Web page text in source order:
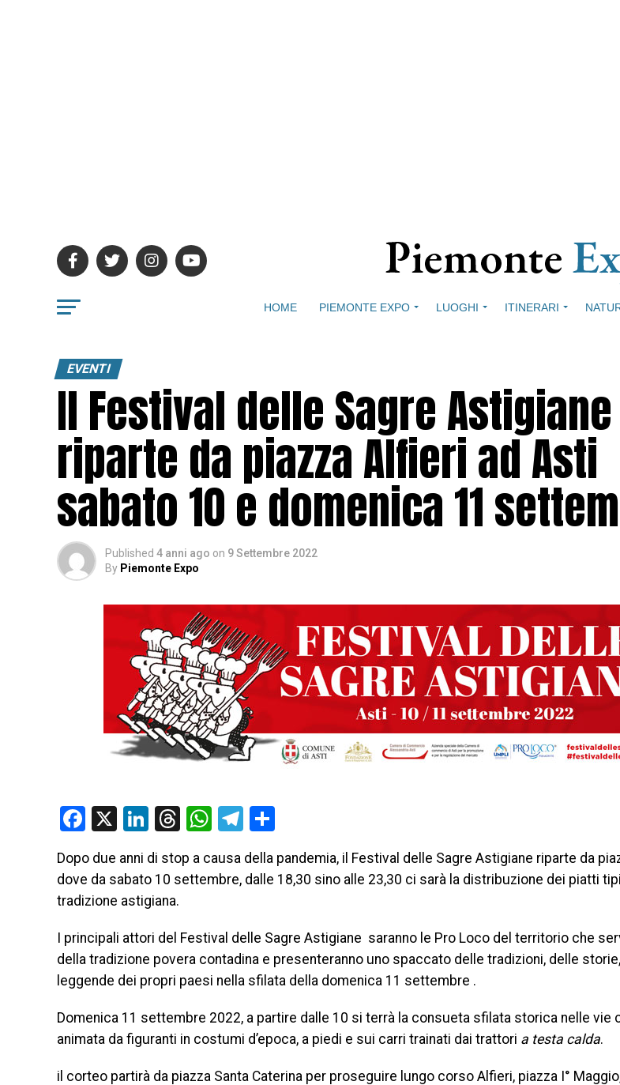
HOME PIEMONTE EXPO LUOGHI ITINERARI
EVENTI
Il Festival delle Sagre Astigiane
riparte da piazza Alfieri ad Asti
sabato 10 e domenica 11
Published 4 anni ago on 9 Settembre 2022
By Piemonte Expo
Facebook
X LinkedIn
Threads
WhatsApp
Telegram
Dopo due anni di stop a causa della pandemia, il Festival delle Sagre Astigiane riparte da
dove da sabato 10 settembre, dalle 18,30 sino alle 23,30 ci sarà la distribuzione dei piatti
tradizione astigiana.
I principali attori del Festival delle Sagre Astigiane saranno le Pro Loco del territorio che
della tradizione povera contadina e presenteranno uno spaccato delle tradizioni, delle
leggende dei propri paesi nella sfilata della domenica 11 settembre .
Domenica 11 settembre 2022, a partire dalle 10 si terrà la consueta sfilata storica nelle vie
animata da figuranti in costumi d’epoca, a piedi e sui carri trainati dai trattori a testa calda.
il corteo partirà da piazza Santa Caterina per proseguire lungo corso Alfieri, piazza I°